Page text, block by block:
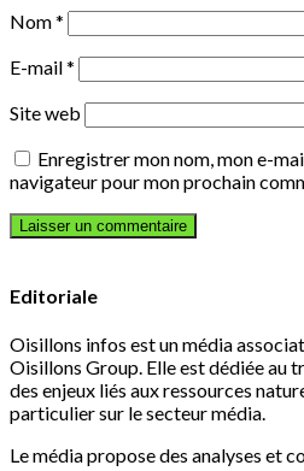
Nom*
E-mail*
Site web
Enregistrer mon nom, mon e-
navigateur pour mon prochain
Editoriale
Oisillons infos est un média
Oisillons Group. Elle est dédiée au
des enjeux liés aux ressources
particulier sur le secteur média.
Le média propose des analyses et